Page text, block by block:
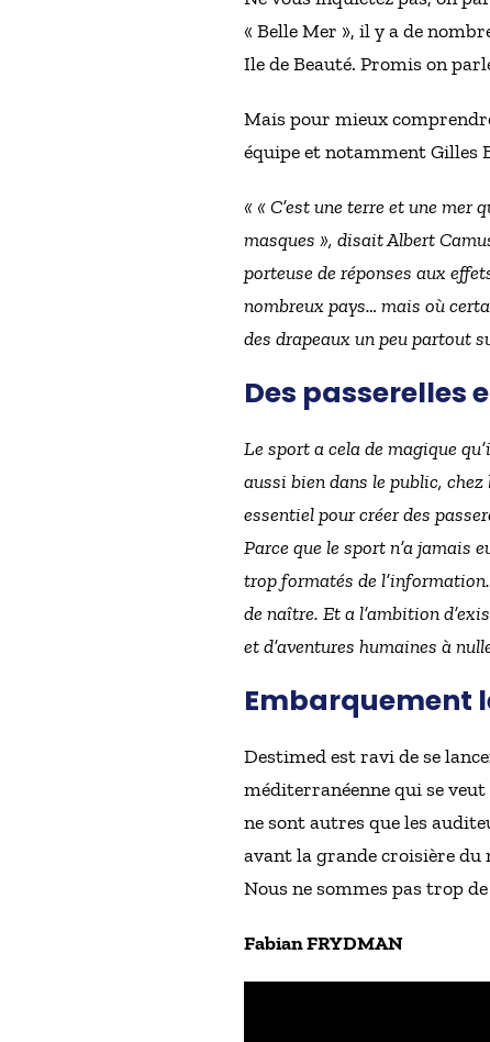
« Belle Mer », il y a de
Ile de Beauté. Promis on
Mais pour mieux
équipe et notamment Gilles
« « C’est une terre et une
masques », disait Albert
porteuse de réponses aux
nombreux pays… mais où
des drapeaux un peu partout
Des passerelles
Le sport a cela de magique
aussi bien dans le public,
essentiel pour créer des
Parce que le sport n’a jamais
trop formatés de
de naître. Et a l’ambition
et d’aventures humaines à
Embarquement
Destimed est ravi de se
méditerranéenne qui se
ne sont autres que les
avant la grande croisière du
Nous ne sommes pas trop
Fabian FRYDMAN